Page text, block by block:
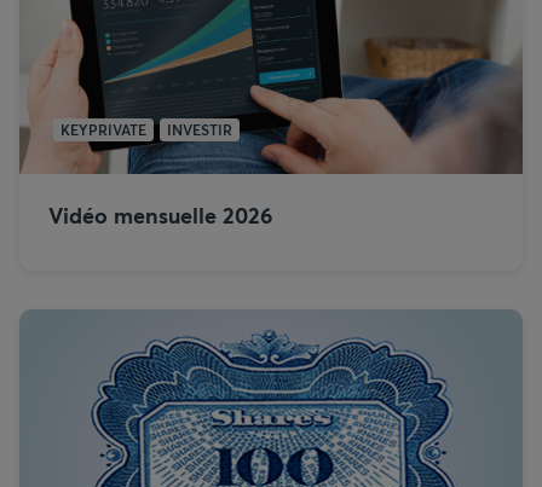
KEYPRIVATE INVESTIR
Vidéo mensuelle 2026